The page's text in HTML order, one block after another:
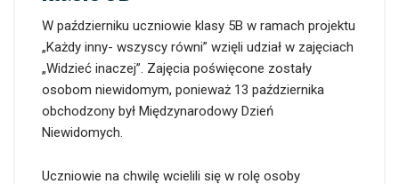
W październiku uczniowie klasy 5B w ramach projektu
„Każdy inny- wszyscy równi” wzięli udział w zajęciach
„Widzieć inaczej”. Zajęcia poświęcone zostały
osobom niewidomym, ponieważ 13 października
obchodzony był Międzynarodowy Dzień
Niewidomych.
Uczniowie na chwilę wcielili się w rolę osoby